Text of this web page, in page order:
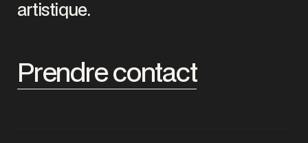
artistique.
Prendre contact